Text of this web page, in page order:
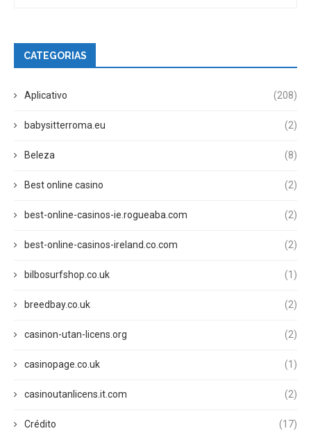
CATEGORIAS
Aplicativo (208)
babysitterroma.eu (2)
Beleza (8)
Best online casino (2)
best-online-casinos-ie.rogueaba.com (2)
best-online-casinos-ireland.co.com (2)
bilbosurfshop.co.uk (1)
breedbay.co.uk (2)
casinon-utan-licens.org (2)
casinopage.co.uk (1)
casinoutanlicens.it.com (2)
Crédito (17)